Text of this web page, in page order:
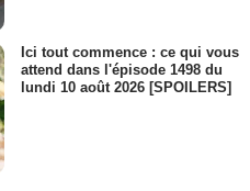
Ici tout commence : ce qui vous
attend dans l'épisode 1498 du
lundi 10 août 2026 [SPOILERS]